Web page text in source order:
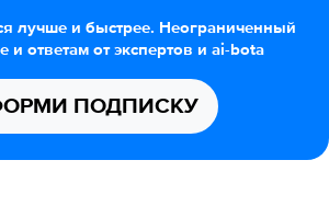
лучше и быстрее. Неограниченный
и ответам от экспертов и ai-bota
ПОДПИСКУ